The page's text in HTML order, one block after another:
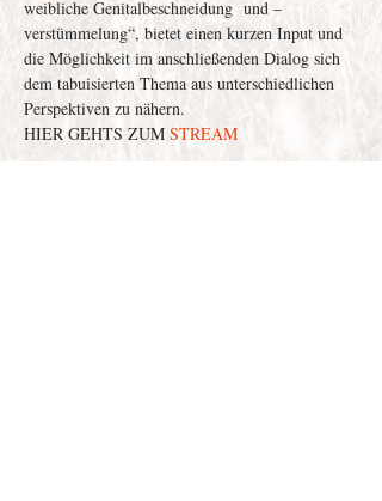
weibliche Genitalbeschneidung  und –
verstümmelung“, bietet einen kurzen Input und
die Möglichkeit im anschließenden Dialog sich
dem tabuisierten Thema aus unterschiedlichen
Perspektiven zu nähern.
HIER GEHTS ZUM STREAM